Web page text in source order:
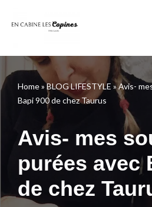
contenu
Home» BLOG LIFESTYLE »Avis-
Bapi 900 de chez Taurus
Avis- mes
purées avec
de chez